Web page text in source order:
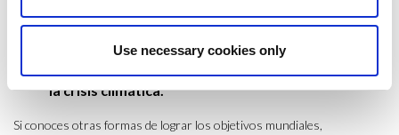
Use necessary cookies only
sobre cambio climático en las redes socialesque te
parezcan interesantes,compártelas para ampliar su
la crisis climática.
Si conoces otras formas de lograr los objetivos mundiales,